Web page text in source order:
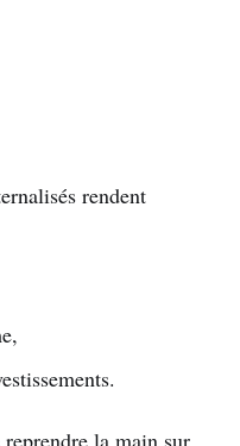
rendent